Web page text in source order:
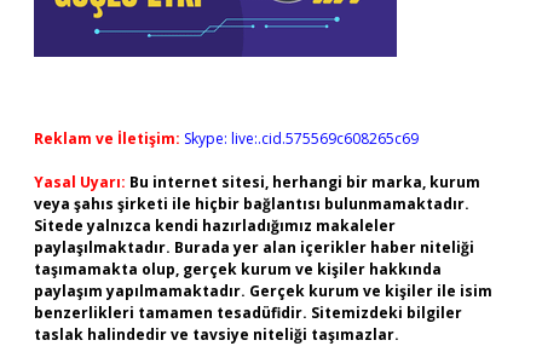
Reklam ve İletişim: Skype: live:.cid.575569c608265c69
Yasal Uyarı: Bu internet sitesi, herhangi bir marka, kurum
veya şahıs şirketi ile hiçbir bağlantısı bulunmamaktadır.
Sitede yalnızca kendi hazırladığımız makaleler
paylaşılmaktadır. Burada yer alan içerikler haber niteliği
taşımamakta olup, gerçek kurum ve kişiler hakkında
paylaşım yapılmamaktadır. Gerçek kurum ve kişiler ile isim
benzerlikleri tamamen tesadüfidir. Sitemizdeki bilgiler
taslak halindedir ve tavsiye niteliği taşımazlar.